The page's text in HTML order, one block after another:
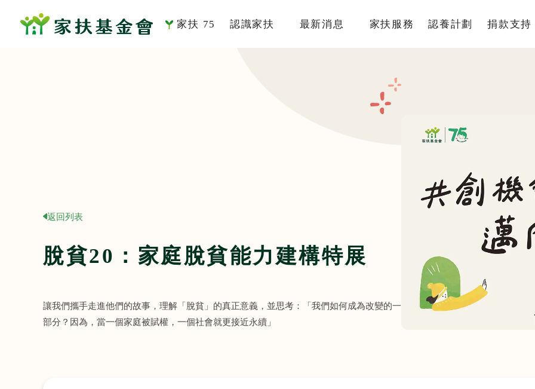
家扶 75 認識家扶
影音專區
最新消息 家扶服務
國際服務
倡議研究
認養計劃
認養Q&A
捐款支持
返回列表
脫貧20：家庭脫貧能力建構特展
讓我們攜手走進他們的故事，理解「脫貧」的真正意義，並思考：「我們如何成為改變的一
部分？因為，當一個家庭被賦權，一個社會就更接近永續」